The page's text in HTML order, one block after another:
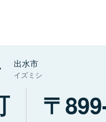
出水市
イズミシ